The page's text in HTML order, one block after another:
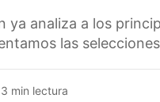
ya analiza a los
las
3 min lectura